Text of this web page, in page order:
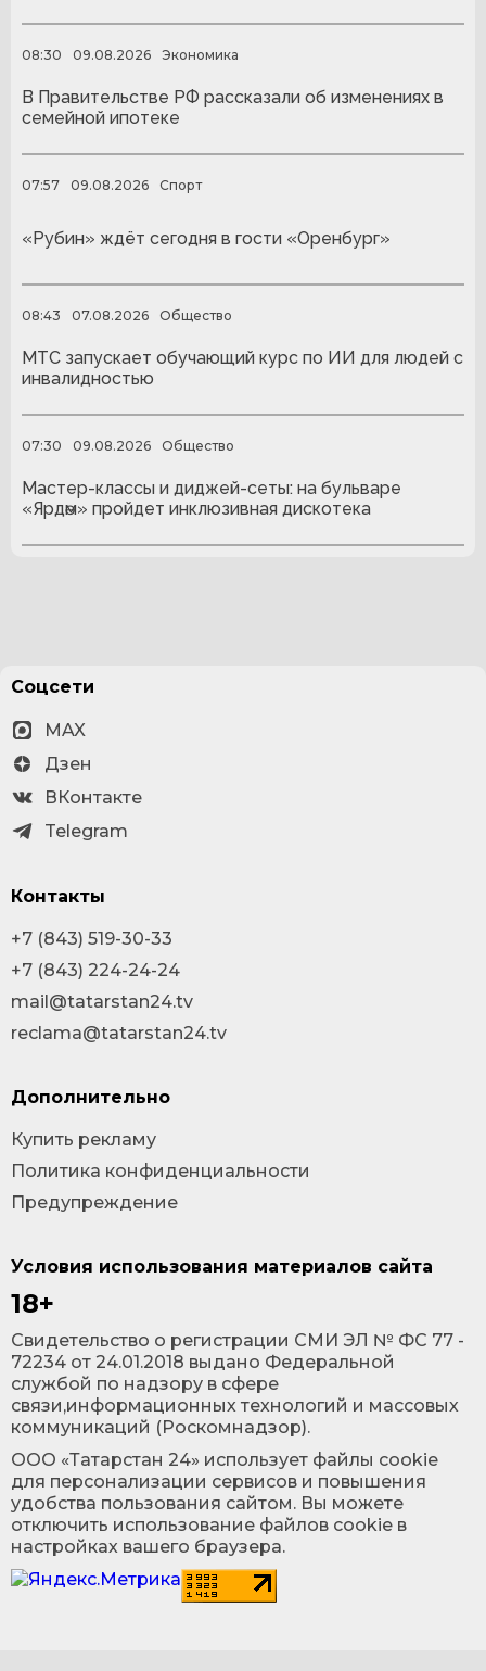
08:30 09.08.2026 Экономика
В Правительстве РФ рассказали об изменениях в
семейной ипотеке
07:57 09.08.2026 Спорт
«Рубин» ждёт сегодня в гости «Оренбург»
08:43 07.08.2026 Общество
МТС запускает обучающий курс по ИИ для людей с
инвалидностью
07:30 09.08.2026 Общество
Мастер-классы и диджей-сеты: на бульваре
«Ярдәм» пройдет инклюзивная дискотека
Условия использования материалов сайта
18+
Cвидетельство о регистрации СМИ ЭЛ № ФС 77 -
72234 от 24.01.2018 выдано Федеральной
службой по надзору в сфере
связи,информационных технологий и массовых
коммуникаций (Роскомнадзор).
ООО «Татарстан 24» использует файлы cookie
для персонализации сервисов и повышения
удобства пользования сайтом. Вы можете
отключить использование файлов cookie в
настройках вашего браузера.
Соцсети
MAX
Дзен
ВКонтакте
Telegram
Контакты
+7 (843) 519-30-33
+7 (843) 224-24-24
mail@tatarstan24.tv
reclama@tatarstan24.tv
Дополнительно
Купить рекламу
Политика конфиденциальности
Предупреждение